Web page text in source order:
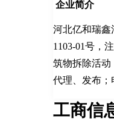
企业简介
河北亿和瑞鑫
1103-01号，
筑物拆除活动
代理、发布
工商信